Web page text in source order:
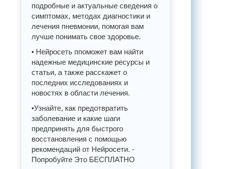
подробные и актуальные сведения о
симптомах, методах диагностики и
лечения пневмонии, помогая вам
лучше понимать свое здоровье.
• Нейросеть ппоможет вам найти
надежные медицинские ресурсы и
статьи, а также расскажет о
последних исследованиях и
новостях в области лечения.
•Узнайте, как предотвратить
заболевание и какие шаги
предпринять для быстрого
восстановления с помощью
рекомендаций от Нейросети. -
Попробуйте Это БЕСПЛАТНО